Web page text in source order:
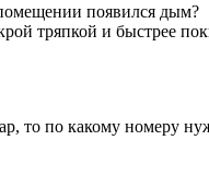
появился дым?
тряпкой и быстрее
то по какому номеру